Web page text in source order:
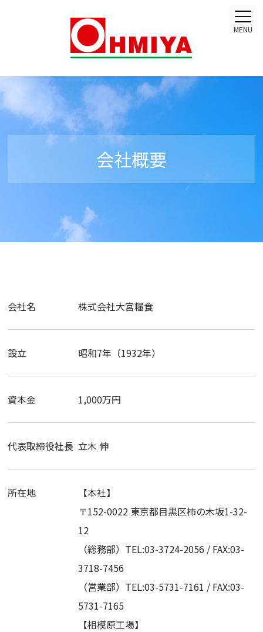
MENU
会社概要
会社名 株式会社大宮糧食
設立 昭和7年（1932年）
資本金 1,000万円
代表取締役社長 立木 伸
所在地
【本社】
〒152-0022 東京都目黒区柿の木坂1-32-
12
（総務部）TEL:03-3724-2056 / FAX:03-
3718-7456
（営業部）TEL:03-5731-7161 / FAX:03-
5731-7165
【相模原工場】